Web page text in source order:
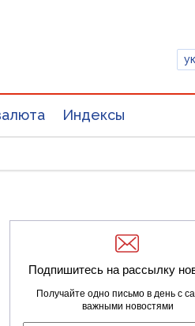
Индексы
Подпишитесь на рассылку
Получайте одно письмо в день с
важными новостями